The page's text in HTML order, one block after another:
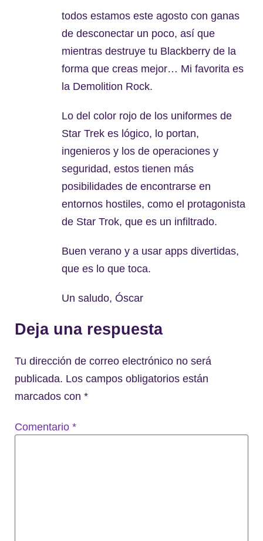
todos estamos este agosto con ganas
de desconectar un poco, así que
mientras destruye tu Blackberry de la
forma que creas mejor… Mi favorita es
la Demolition Rock.
Lo del color rojo de los uniformes de
Star Trek es lógico, lo portan,
ingenieros y los de operaciones y
seguridad, estos tienen más
posibilidades de encontrarse en
entornos hostiles, como el protagonista
de Star Trok, que es un infiltrado.
Buen verano y a usar apps divertidas,
que es lo que toca.
Un saludo, Óscar
Deja una respuesta
Tu dirección de correo electrónico no será
publicada. Los campos obligatorios están
marcados con *
Comentario *